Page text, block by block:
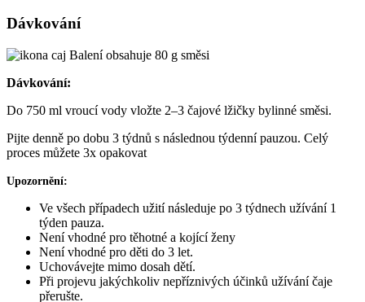
Dávkování
Balení obsahuje 80 g směsi
Dávkování:
Do 750 ml vroucí vody vložte 2–3 čajové lžičky bylinné směsi.
Pijte denně po dobu 3 týdnů s následnou týdenní pauzou. Celý
proces můžete 3x opakovat
Upozornění:
Ve všech případech užití následuje po 3 týdnech užívání 1
týden pauza.
Není vhodné pro těhotné a kojící ženy
Není vhodné pro děti do 3 let.
Uchovávejte mimo dosah dětí.
Při projevu jakýchkoliv nepříznivých účinků užívání čaje
přerušte.